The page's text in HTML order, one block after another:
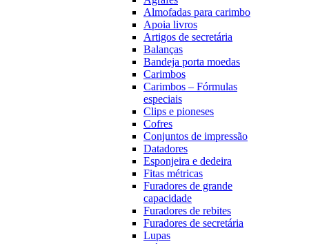
Almofadas para carimbo
Apoia livros
Artigos de secretária
Balanças
Bandeja porta moedas
Carimbos
Carimbos – Fórmulas
especiais
Clips e pioneses
Cofres
Conjuntos de impressão
Datadores
Esponjeira e dedeira
Fitas métricas
Furadores de grande
capacidade
Furadores de rebites
Furadores de secretária
Lupas